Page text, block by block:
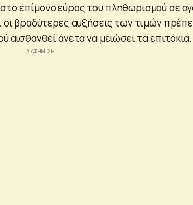
επίμονο εύρος του πληθωρισμού σε
οι βραδύτερες αυξήσεις των τιμών
αισθανθεί άνετα να μειώσει τα επιτόκια.